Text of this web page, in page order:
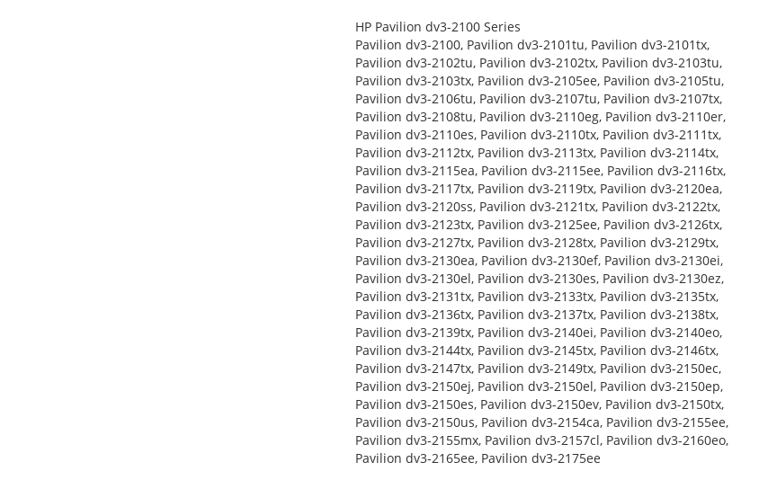
HP Pavilion dv3-2100 Series
Pavilion dv3-2100, Pavilion dv3-2101tu, Pavilion dv3-2101tx,
Pavilion dv3-2102tu, Pavilion dv3-2102tx, Pavilion dv3-2103tu,
Pavilion dv3-2103tx, Pavilion dv3-2105ee, Pavilion dv3-2105tu,
Pavilion dv3-2106tu, Pavilion dv3-2107tu, Pavilion dv3-2107tx,
Pavilion dv3-2108tu, Pavilion dv3-2110eg, Pavilion dv3-2110er,
Pavilion dv3-2110es, Pavilion dv3-2110tx, Pavilion dv3-2111tx,
Pavilion dv3-2112tx, Pavilion dv3-2113tx, Pavilion dv3-2114tx,
Pavilion dv3-2115ea, Pavilion dv3-2115ee, Pavilion dv3-2116tx,
Pavilion dv3-2117tx, Pavilion dv3-2119tx, Pavilion dv3-2120ea,
Pavilion dv3-2120ss, Pavilion dv3-2121tx, Pavilion dv3-2122tx,
Pavilion dv3-2123tx, Pavilion dv3-2125ee, Pavilion dv3-2126tx,
Pavilion dv3-2127tx, Pavilion dv3-2128tx, Pavilion dv3-2129tx,
Pavilion dv3-2130ea, Pavilion dv3-2130ef, Pavilion dv3-2130ei,
Pavilion dv3-2130el, Pavilion dv3-2130es, Pavilion dv3-2130ez,
Pavilion dv3-2131tx, Pavilion dv3-2133tx, Pavilion dv3-2135tx,
Pavilion dv3-2136tx, Pavilion dv3-2137tx, Pavilion dv3-2138tx,
Pavilion dv3-2139tx, Pavilion dv3-2140ei, Pavilion dv3-2140eo,
Pavilion dv3-2144tx, Pavilion dv3-2145tx, Pavilion dv3-2146tx,
Pavilion dv3-2147tx, Pavilion dv3-2149tx, Pavilion dv3-2150ec,
Pavilion dv3-2150ej, Pavilion dv3-2150el, Pavilion dv3-2150ep,
Pavilion dv3-2150es, Pavilion dv3-2150ev, Pavilion dv3-2150tx,
Pavilion dv3-2150us, Pavilion dv3-2154ca, Pavilion dv3-2155ee,
Pavilion dv3-2155mx, Pavilion dv3-2157cl, Pavilion dv3-2160eo,
Pavilion dv3-2165ee, Pavilion dv3-2175ee